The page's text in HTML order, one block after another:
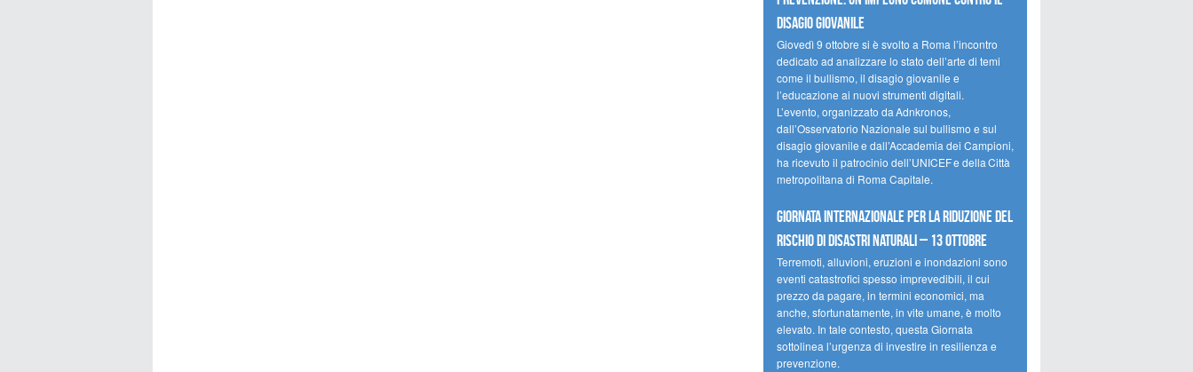
disagio giovanile
Giovedì 9 ottobre si è svolto a Roma l’incontro
dedicato ad analizzare lo stato dell’arte di temi
come il bullismo, il disagio giovanile e
l’educazione ai nuovi strumenti digitali.
L’evento, organizzato da Adnkronos,
dall’Osservatorio Nazionale sul bullismo e sul
disagio giovanile e dall’Accademia dei Campioni,
ha ricevuto il patrocinio dell’UNICEF e della Città
metropolitana di Roma Capitale.
Giornata internazionale per la riduzione del
rischio di disastri naturali – 13 ottobre
Terremoti, alluvioni, eruzioni e inondazioni sono
eventi catastrofici spesso imprevedibili, il cui
prezzo da pagare, in termini economici, ma
anche, sfortunatamente, in vite umane, è molto
elevato. In tale contesto, questa Giornata
sottolinea l’urgenza di investire in resilienza e
prevenzione.